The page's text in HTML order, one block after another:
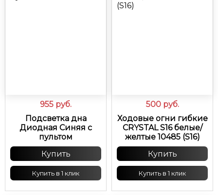
955 руб.
Подсветка дна
Диодная Синяя с
пультом
Купить
Купить в 1 клик
500 руб.
Ходовые огни гибкие
CRYSTAL S16 белые/
желтые 10485 (S16)
Купить
Купить в 1 клик